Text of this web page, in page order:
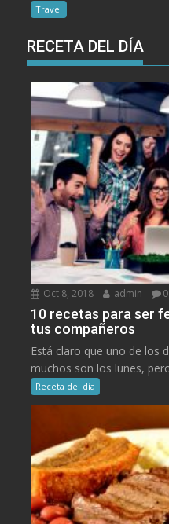
Travel
RECETA DEL DÍA
Oct 8, 2018 admin 0
10 recetas para ser
tus compañeros
Está claro que uno de los
muchos son los lunes,
Receta del día